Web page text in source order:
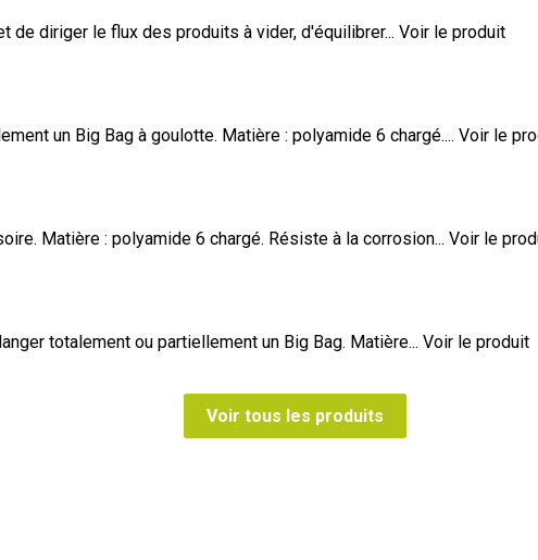
de diriger le flux des produits à vider, d'équilibrer... Voir le produit
un Big Bag à goulotte. Matière : polyamide 6 chargé.... Voir le
Matière : polyamide 6 chargé. Résiste à la corrosion... Voir le
totalement ou partiellement un Big Bag. Matière... Voir le produit
Voir tous les produits